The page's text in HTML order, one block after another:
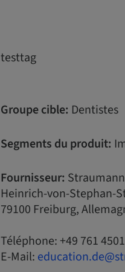
testtag
Groupe cible: Dentistes
Segments du produit:
Fournisseur:
Heinrich-von-Stephan-
79100 Freiburg,
Téléphone: +49 761
E-Mail: